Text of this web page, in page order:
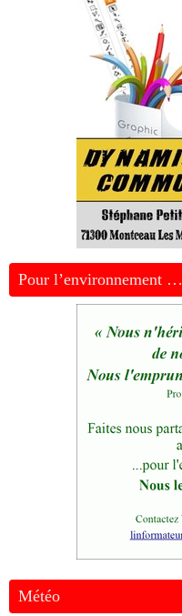
Pour l’environnement …
Météo